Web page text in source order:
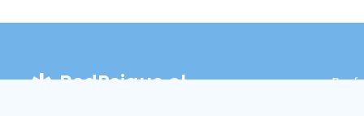
RedPsique.cl